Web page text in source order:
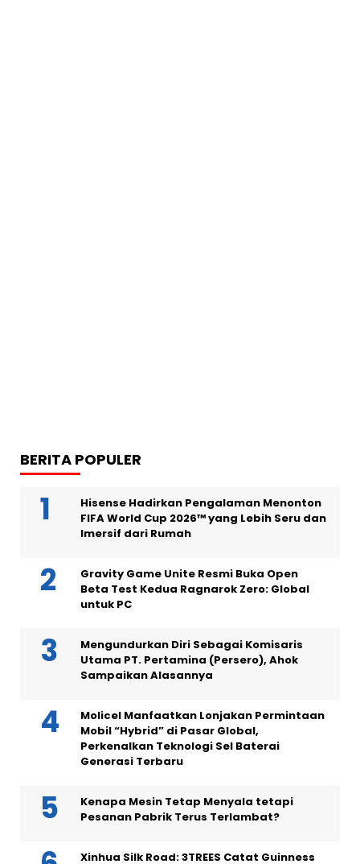
BERITA POPULER
Hisense Hadirkan Pengalaman Menonton
FIFA World Cup 2026™ yang Lebih Seru dan
Imersif dari Rumah
Gravity Game Unite Resmi Buka Open
Beta Test Kedua Ragnarok Zero: Global
untuk PC
Mengundurkan Diri Sebagai Komisaris
Utama PT. Pertamina (Persero), Ahok
Sampaikan Alasannya
Molicel Manfaatkan Lonjakan Permintaan
Mobil “Hybrid” di Pasar Global,
Perkenalkan Teknologi Sel Baterai
Generasi Terbaru
Kenapa Mesin Tetap Menyala tetapi
Pesanan Pabrik Terus Terlambat?
Xinhua Silk Road: 3TREES Catat Guinness